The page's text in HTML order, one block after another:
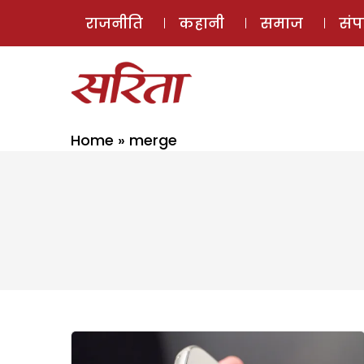
राजनीति कहानी समाज
Home » merge